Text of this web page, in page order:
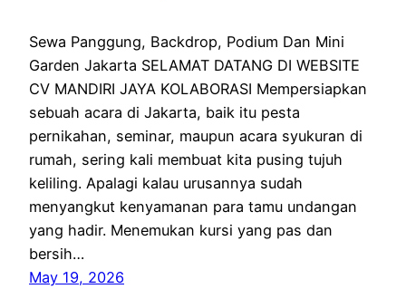
Sewa Panggung, Backdrop, Podium Dan Mini
Garden Jakarta SELAMAT DATANG DI WEBSITE
CV MANDIRI JAYA KOLABORASI Mempersiapkan
sebuah acara di Jakarta, baik itu pesta
pernikahan, seminar, maupun acara syukuran di
rumah, sering kali membuat kita pusing tujuh
keliling. Apalagi kalau urusannya sudah
menyangkut kenyamanan para tamu undangan
yang hadir. Menemukan kursi yang pas dan
bersih…
May 19, 2026